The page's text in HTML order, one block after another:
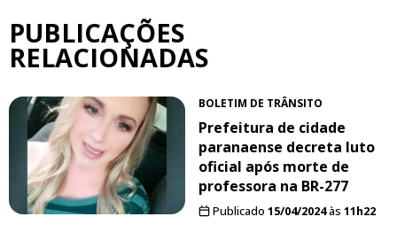
PUBLICAÇÕES
RELACIONADAS
BOLETIM DE TRÂNSITO
Prefeitura de cidade
paranaense decreta luto
oficial após morte de
professora na BR-277
Publicado 15/04/2024às 11h22